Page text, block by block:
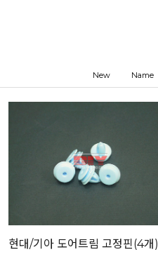
New Name
현대/기아 도어트림 고정핀(4개)